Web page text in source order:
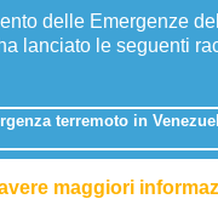
delle Emergenze
lanciato le seguenti
terremoto in
maggiori